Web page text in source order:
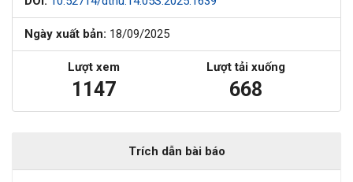
Ngày xuất bản: 18/09/2025
Lượt xem
1147
Lượt tải xuống
668
Trích dẫn bài báo